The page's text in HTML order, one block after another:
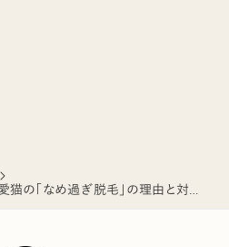
あれ、猫のお腹がハゲてる！愛猫の「なめ過ぎ脱毛」の理由と対策方法